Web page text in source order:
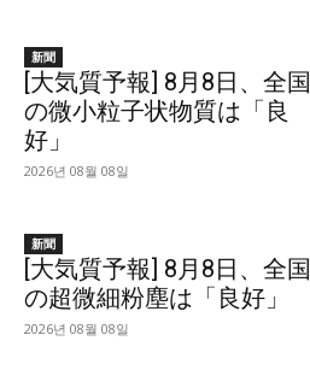
新聞
[大気質予報] 8月8日、全国
の微小粒子状物質は「良
好」
2026년 08월 08일
新聞
[大気質予報] 8月8日、全国
の超微細粉塵は「良好」
2026년 08월 08일